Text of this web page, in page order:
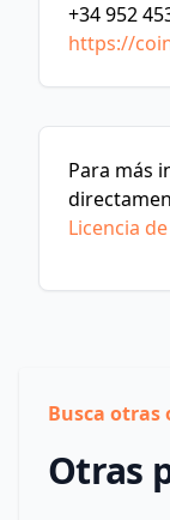
+34 952
https://
Para más
Licencia
Busca otras
Otras